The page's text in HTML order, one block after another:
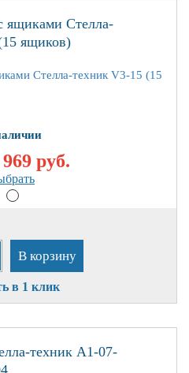
ящиками Стелла-
ящиков)
руб.
В корзину
в 1 клик
техник А1-07-